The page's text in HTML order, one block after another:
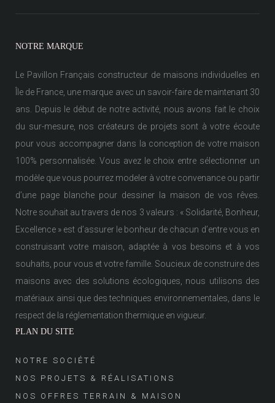
NOTRE MARQUE
Le Pavillon Français constructeur de maisons individuelles en
Île de France, une marque avec un savoir-faire de maintenant 30
ans. Depuis le début de notre activité, nous avons fait le choix
du sur-mesure, nos créateurs de projets sont à votre écoute
pour vous accompagner dans la conception de votre maison
100% personnalisée. Vous avez le choix entre sélectionner un
modèle que vous pourrez modeler à votre convenance ou partir
d’une page blanche pour dessiner la maison de vos rêves.
Notre souhait au travers de nos 3 valeurs : « Solidarité, Bonheur,
Excellence » est d’assurer le bonheur de chacun d’entre vous en
construisant votre maison, adaptée à vos besoins et à vos
souhaits, pour vous et votre famille. Soucieux de construire des
maisons avec des solutions écologiques, nous utilisons des
matériaux ainsi que des techniques environnementales, dans le
respect de la réglementation thermique en vigueur.
PLAN DU SITE
NOTRE SOCIÉTÉ
NOS PROJETS & RÉALISATIONS
NOS OFFRES TERRAIN & MAISON